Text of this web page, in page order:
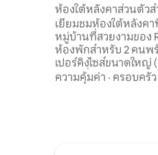
ห้องใต้หลังคาส่วนตัว
ทางเข้าส่วนตัว
เยี่ยมชมห้องใต้หลังคา
หมู่บ้านที่สวยงามของ
ห้องพักสำหรับ 2 คนพ
เปอร์คิงไซส์ขนาดใหญ่
เตียงเดี่ยวขนาดใหญ่ 2
หน้า) และห้องน้ำในตั
เล็ก/พื้นที่นั่งเล่นที่เปิ
ความคุ้มค่า · ครอบครัว